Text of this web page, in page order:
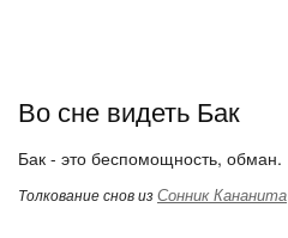
Во сне видеть Бак
Бак - это беспомощность, обман.
Толкование снов изСонник Кананита